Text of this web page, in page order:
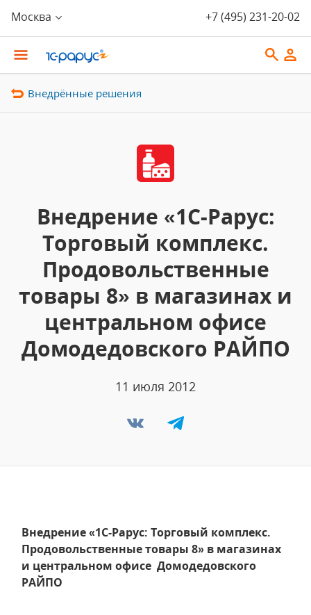
Москва +7 (495) 231-20-02
Внедрённые решения
Внедрение «1С-Рарус:
Торговый комплекс.
Продовольственные
товары 8» в магазинах и
центральном офисе
Домодедовского РАЙПО
11 июля 2012
Внедрение «1С-Рарус: Торговый комплекс.
Продовольственные товары 8» в магазинах
и центральном офисе Домодедовского
РАЙПО